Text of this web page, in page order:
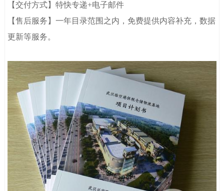
【交付方式】特快专递+电子邮件
【售后服务】一年目录范围之内，免费提供内容补充，数据
更新等服务。